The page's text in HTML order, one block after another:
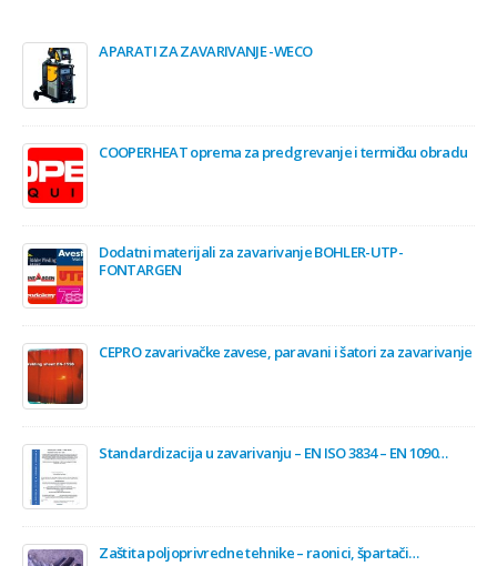
APARATI ZA ZAVARIVANJE -WECO
COOPERHEAT oprema za predgrevanje i termičku obradu
Dodatni materijali za zavarivanje BOHLER-UTP-
FONTARGEN
CEPRO zavarivačke zavese, paravani i šatori za zavarivanje
Standardizacija u zavarivanju – EN ISO 3834 – EN 1090…
Zaštita poljoprivredne tehnike – raonici, špartači…